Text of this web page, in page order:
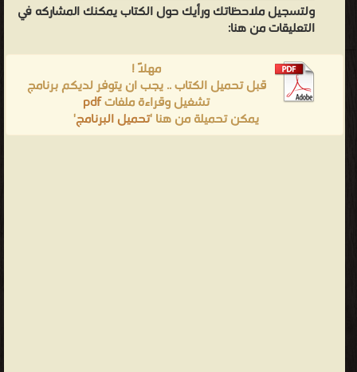
ولتسجيل ملاحظاتك ورأيك حول الكتاب يمكنك المشاركه في
التعليقات من هنا:
مهلاً !
قبل تحميل الكتاب .. يجب ان يتوفر لديكم برنامج
تشغيل وقراءة ملفاتpdf
يمكن تحميلة من هنا 'تحميل البرنامج'